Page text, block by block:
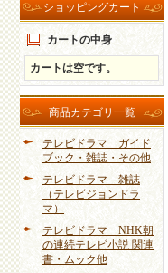
ショッピングカート
カートの中身
カートは空です。
商品カテゴリ一覧
テレビドラマ ガイド
ブック・雑誌・その他
テレビドラマ 雑誌
（テレビジョンドラ
マ）
テレビドラマ NHK朝
の連続テレビ小説 関連
書・ムック他